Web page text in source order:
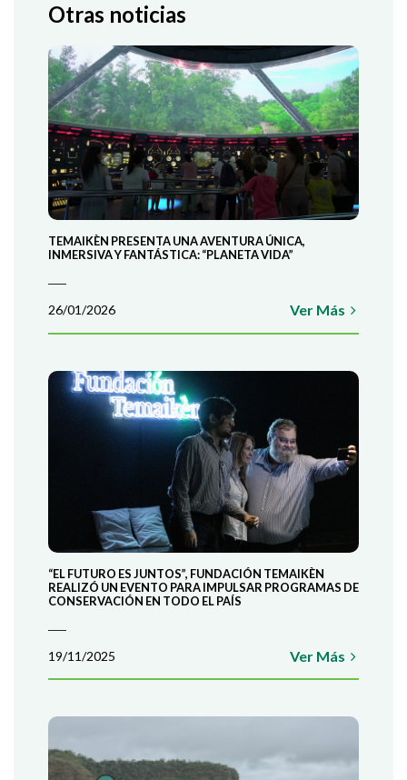
Otras noticias
TEMAIKÈN PRESENTA UNA AVENTURA ÚNICA,
INMERSIVA Y FANTÁSTICA: “PLANETA VIDA”
26/01/2026 Ver Más
“EL FUTURO ES JUNTOS”, FUNDACIÓN TEMAIKÈN
REALIZÓ UN EVENTO PARA IMPULSAR PROGRAMAS DE
CONSERVACIÓN EN TODO EL PAÍS
19/11/2025 Ver Más